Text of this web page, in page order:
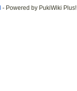
- Powered by PukiWiki Plus!